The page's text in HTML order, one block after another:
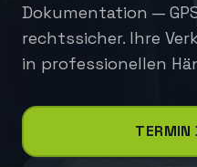
Dokumentation —
rechtssicher. Ihre
in professionellen
TERMIN